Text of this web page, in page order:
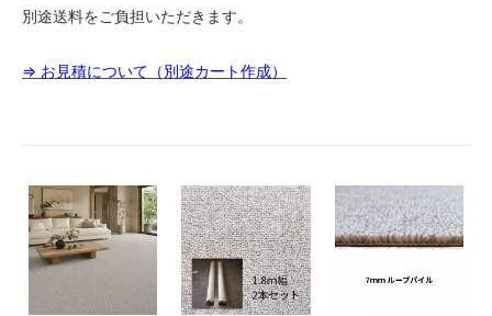
別途送料をご負担いただきます。
⇒ お見積について（別途カート作成）